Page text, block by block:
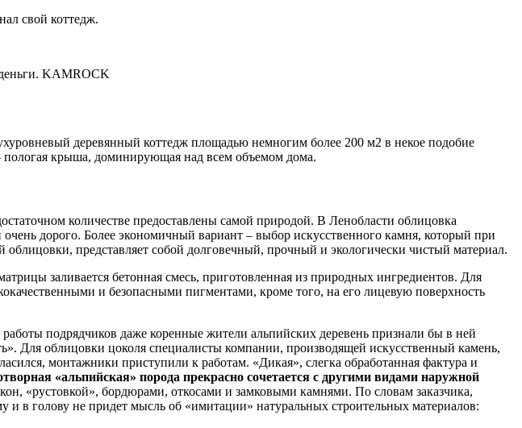
свой коттедж.
KAMROCK
деревянный коттедж площадью немногим более 200 м2 в некое подобие
пологая крыша, доминирующая над всем объемом дома.
количестве предоставлены самой природой. В Ленобласти облицовка
дорого. Более экономичный вариант – выбор искусственного камня, который при
представляет собой долговечный, прочный и экологически чистый материал.
заливается бетонная смесь, приготовленная из природных ингредиентов. Для
и безопасными пигментами, кроме того, на его лицевую поверхность
подрядчиков даже коренные жители альпийских деревень признали бы в ней
Для облицовки цоколя специалисты компании, производящей искусственный камень,
монтажники приступили к работам. «Дикая», слегка обработанная фактура и
«альпийская» порода прекрасно сочетается с другими видами наружной
«рустовкой», бордюрами, откосами и замковыми камнями. По словам заказчика,
в голову не придет мысль об «имитации» натуральных строительных материалов: